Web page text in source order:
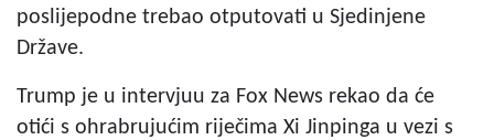
poslijepodne trebao otputovati u Sjedinjene
Države.
Trump je u intervjuu za Fox News rekao da će
otići s ohrabrujućim riječima Xi Jinpinga u vezi s